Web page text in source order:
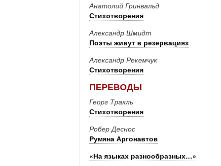
Анатолий Гринвальд
Стихотворения
Александр Шмидт
Поэты живут в резервациях
Александр Рекемчук
Стихотворения
ПЕРЕВОДЫ
Георг Тракль
Стихотворения
Робер Деснос
Румяна Аргонавтов
«На языках разнообразных…»